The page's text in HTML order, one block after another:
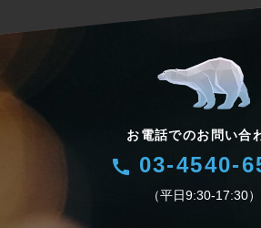
お電話でのお問い合
call 03-4540-
（平日9:30-17:30）